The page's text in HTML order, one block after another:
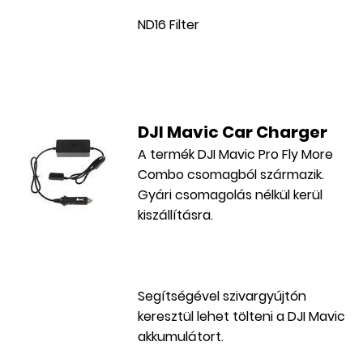
ND16 Filter
DJI Mavic Car Charger
A termék DJI Mavic Pro Fly More
Combo csomagból származik.
Gyári csomagolás nélkül kerül
kiszállításra.
Segítségével szivargyújtón
keresztül lehet tölteni a DJI Mavic
akkumulátort.